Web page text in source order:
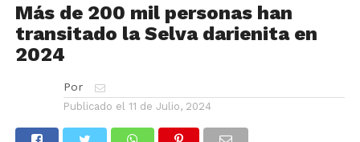
Más de 200 mil personas han
transitado la Selva darienita en
2024
Por
Publicado el 11 de Julio, 2024